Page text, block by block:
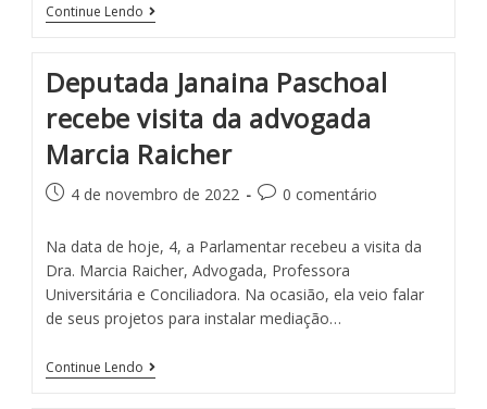
Continue Lendo
Deputada Janaina Paschoal
recebe visita da advogada
Marcia Raicher
4 de novembro de 2022 0 comentário
Na data de hoje, 4, a Parlamentar recebeu a visita da
Dra. Marcia Raicher, Advogada, Professora
Universitária e Conciliadora. Na ocasião, ela veio falar
de seus projetos para instalar mediação…
Continue Lendo